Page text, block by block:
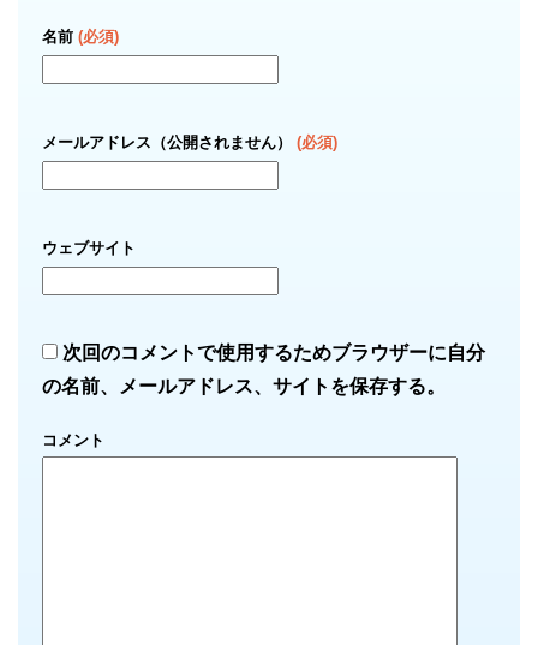
名前 (必須)
メールアドレス（公開されません） (必須)
ウェブサイト
次回のコメントで使用するためブラウザーに自分
の名前、メールアドレス、サイトを保存する。
コメント